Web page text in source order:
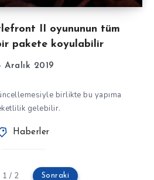
II oyununun tüm
pakete koyulabilir
Aralık 2019
birlikte bu yapıma
gelebilir.
Haberler
1 / 2 Sonraki